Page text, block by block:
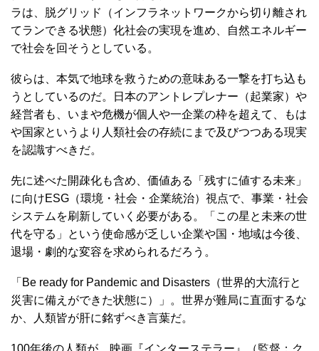
ラは、脱グリッド（インフラネットワークから切り離され
てランできる状態）化社会の実現を進め、自然エネルギー
で社会を回そうとしている。
彼らは、本気で地球を救うための意味ある一撃を打ち込も
うとしているのだ。日本のアントレプレナー（起業家）や
経営者も、いまや危機が個人や一企業の枠を超えて、もは
や国家というより人類社会の存続にまで及びつつある現実
を認識すべきだ。
先に述べた開疎化も含め、価値ある「残すに値する未来」
に向けESG（環境・社会・企業統治）視点で、事業・社会
システムを刷新していく必要がある。「この星と未来の世
代を守る」という使命感が乏しい企業や国・地域は今後、
退場・劇的な変容を求められるだろう。
「Be ready for Pandemic and Disasters（世界的大流行と
災害に備えができた状態に）」。世界が難局に直面するな
か、人類皆が肝に銘ずべき言葉だ。
100年後の人類が、映画『インターステラー』（監督：ク